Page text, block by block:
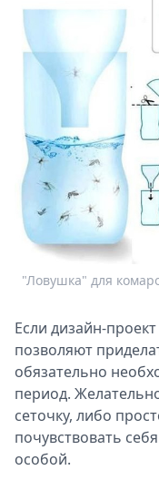
"Ловушка" для
Если дизайн-
позволяют
обязательно
период.
сеточку, либо
почувствовать
особой.